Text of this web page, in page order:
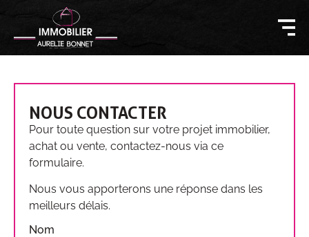
NOUS CONTACTER
Pour toute question sur votre projet immobilier,
achat ou vente, contactez-nous via ce
formulaire.
Nous vous apporterons une réponse dans les
meilleurs délais.
Nom